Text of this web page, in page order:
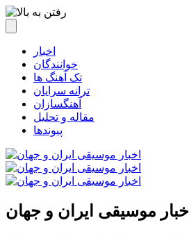
اخبار
خوانندگان
تک آهنگ ها
ترانه سرایان
آهنگسازان
مقاله و تحلیل
پیوندها
اخبار موسیقی ایران و جهان